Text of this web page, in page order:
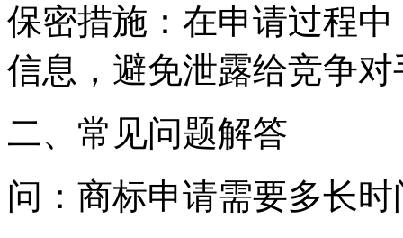
保密措施：在申请过程
信息，避免泄露给竞争对
二、常见问题解答
问：商标申请需要多长时